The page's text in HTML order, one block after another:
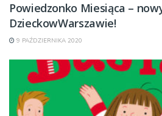
Powiedzonko Miesiąca –
DzieckowWarszawie!
9 PAŹDZIERNIKA 2020